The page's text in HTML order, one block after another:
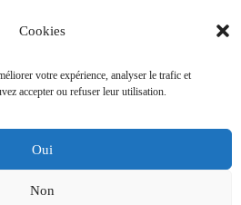
Cookies
votre expérience, analyser le trafic et
accepter ou refuser leur utilisation.
Oui
Non
Inscris-
toi
.